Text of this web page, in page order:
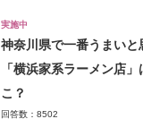
実施中
神奈川県で一番うまいと
「横浜家系ラーメン店」
こ？
回答数：8502